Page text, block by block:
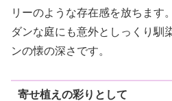
リーのような存在感を放ちます
ダンな庭にも意外としっくり馴
ンの懐の深さです。
寄せ植えの彩りとして